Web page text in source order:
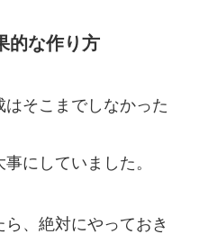
的な作り方
そこまでしなかった
にしていました。
、絶対にやっておき